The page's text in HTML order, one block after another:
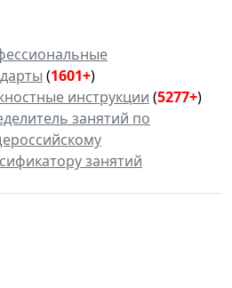
(1601+)
инструкции (5277+)
занятий по
занятий